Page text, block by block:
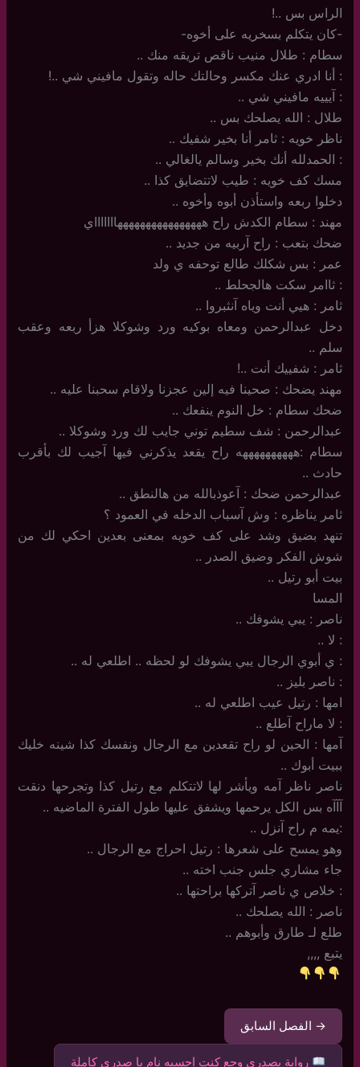
الراس بس ..!
-كان يتكلم بسخريه على أخوه-
سطام : طلال منيب ناقص تريقه منك ..
: أنا ادري عنك مكسر وحالتك حاله وتقول مافيني شي ..!
: آيييه مافيني شي ..
طلال : الله يصلحك بس ..
ناظر خويه : ثامر أنا بخير شفيك ..
: الحمدلله أنك بخير وسالم يالغالي ..
مسك كف خويه : طيب لاتتضايق كذا ..
دخلوا ربعه واستأذن أبوه وأخوه ..
مهند : سطام الكدش راح ههههههههههههههههاااااااي
ضحك بتعب : راح آربيه من جديد ..
عمر : بس شكلك طالع توحفه ي ولد
: ثاامر سكت هالجحلط ..
ثامر : هيي أنت وياه آنثبروا ..
دخل عبدالرحمن ومعاه بوكيه ورد وشوكلا هزأ ربعه وعقب
سلم ..
ثامر : شفييك أنت ..!
مهند يضحك : صحينا فيه إلين عجزنا ولاقام سحبنا عليه ..
ضحك سطام : خل النوم ينفعك ..
عبدالرحمن : شف سطيم توني جايب لك ورد وشوكلا ..
سطام :ههههههههههه راح يقعد يذكرني فيها آجيب لك بأقرب
حادث ..
عبدالرحمن ضحك : آعوذبالله من هالنطق ..
ثامر يناظره : وش آسباب الدخله في العمود ؟
تنهد بضيق وشد على كف خويه بمعنى بعدين احكي لك من
شوش الفكر وضيق الصدر ..
بيت أبو رتيل ..
المسا
ناصر : يبي يشوفك ..
: لا ..
: ي أبوي الرجال يبي يشوفك لو لحظه .. اطلعي له ..
: ناصر بليز ..
امها : رتيل عيب اطلعي له ..
: لا ماراح آطلع ..
آمها : الحين لو راح تقعدين مع الرجال ونفسك كذا شينه خليك
ببيت أبوك ..
ناصر ناظر آمه ويأشر لها لاتتكلم مع رتيل كذا وتجرحها دنقت
آآآه بس الكل يرحمها ويشفق عليها طول الفترة الماضيه ..
:يمه م راح آنزل ..
وهو يمسح على شعرها : رتيل احراج مع الرجال ..
جاء مشاري جلس جنب اخته ..
: خلاص ي ناصر آتركها براحتها ..
ناصر : الله يصلحك ..
طلع لـ طارق وأبوهم ..
يتبع ,,,,
→ الفصل السابق
رواية بصدري وجع كنت احسبه نام يا صدري كاملة